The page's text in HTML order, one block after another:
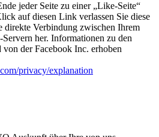
jeder Seite zu einer „Like-Seite“
auf diesen Link verlassen Sie diese
direkte Verbindung zwischen Ihrem
her. Informationen zu den
der Facebook Inc. erhoben
privacy/explanation